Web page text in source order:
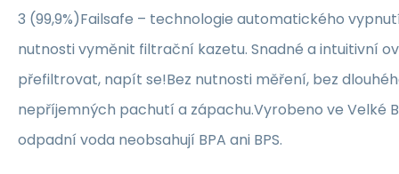
3 (99,9%)Failsafe – technologie automatického
nutnosti vyměnit filtrační kazetu. Snadné a intuitivní
přefiltrovat, napít se!Bez nutnosti měření, bez
nepříjemných pachutí a zápachu.Vyrobeno ve Velké
odpadní voda neobsahují BPA ani BPS.